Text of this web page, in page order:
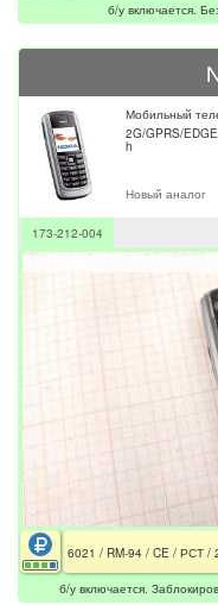
б/у включается.
Мобильный
2G/GPRS/
h
Новый аналог
173-212-004
б/у включается.